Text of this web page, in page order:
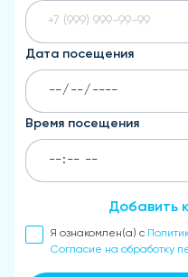
Дата посещения
Время посещения
Добавить
Я ознакомлен(а) с
Согласие на обработку